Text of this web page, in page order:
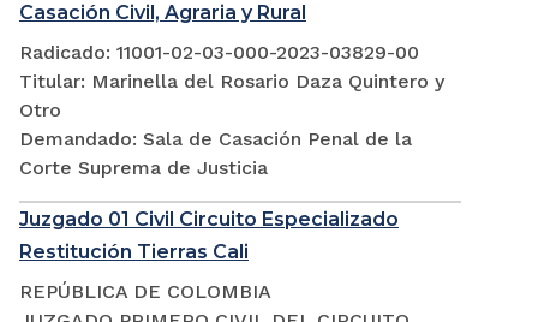
Casación Civil, Agraria y Rural
Radicado: 11001-02-03-000-2023-03829-00
Titular: Marinella del Rosario Daza Quintero y
Otro
Demandado: Sala de Casación Penal de la
Corte Suprema de Justicia
Juzgado 01 Civil Circuito Especializado
Restitución Tierras Cali
REPÚBLICA DE COLOMBIA